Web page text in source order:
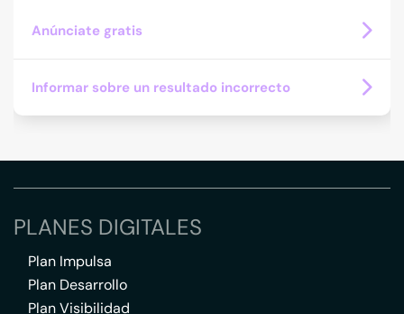
Anúnciate gratis
Informar sobre un resultado incorrecto
PLANES DIGITALES
Plan Impulsa
Plan Desarrollo
Plan Visibilidad